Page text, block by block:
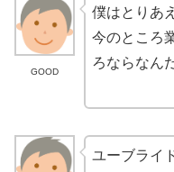
GOOD
僕はとりあ
今のところ
ろならなん
ユーブライ